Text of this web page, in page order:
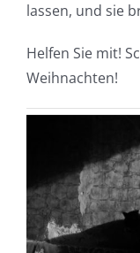
lassen, und sie
Helfen Sie mit!
Weihnachten!